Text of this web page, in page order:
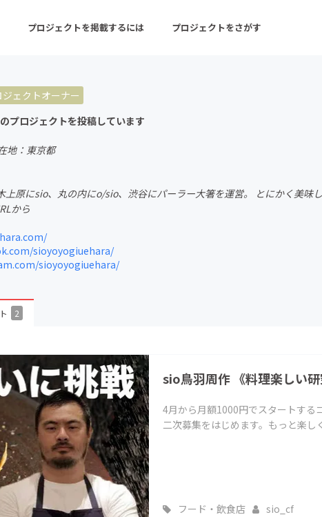
プロジェクトを掲載するには プロジェクトをさがす
ン 注目の新着プロジェクト
ゲーム・サービス開発 フード・飲食店
チャレンジ
CAMPFIREふるさと納税
ジェクトオーナー
プロジェクトを投稿しています
地：東京都
上原にsio、丸の内にo/sio、渋谷にパーラー大箸を運営。 とにかく美味
から
sioyoyogiuehara/
sioyoyogiuehara/
2
sio鳥羽周作 《料理楽しい
4月から月額1000円でスタートする
二次募集をはじめます。もっと楽し
フード・飲食店 sio_cf